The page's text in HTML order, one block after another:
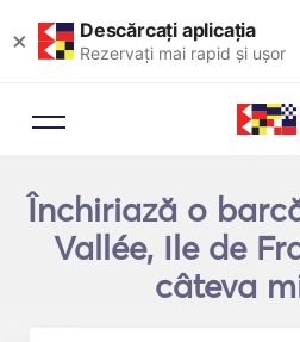
× Descărcați aplicația
Rezervați mai rapid și ușor
Închiriază o
Vallée, Ile de
câteva